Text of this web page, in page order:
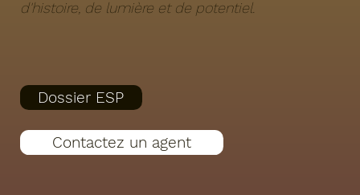
d'histoire, de lumière et de potentiel.
Contactez un agent
Dossier ESP